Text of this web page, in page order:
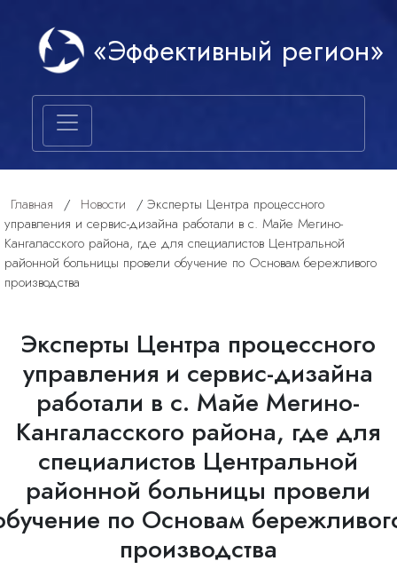
«Эффективный регион»
Главная / Новости /Эксперты Центра процессного
управления и сервис-дизайна работали в с. Майе Мегино-
Кангаласского района, где для специалистов Центральной
районной больницы провели обучение по Основам бережливого
производства
Эксперты Центра процессного
управления и сервис-дизайна
работали в с. Майе Мегино-
Кангаласского района, где для
специалистов Центральной
районной больницы провели
по Основам
производства